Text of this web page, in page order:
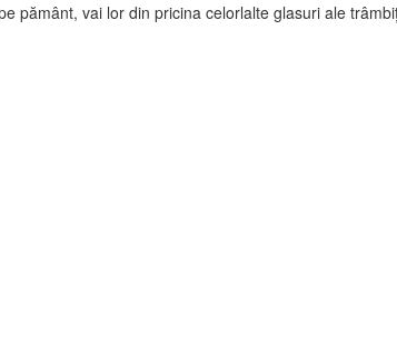
pământ, vai lor din pricina celorlalte glasuri ale